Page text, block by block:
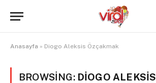
Anasayfa » Diogo Aleksis Özçakmak
BROWSING: DIOGO ALEKSIS